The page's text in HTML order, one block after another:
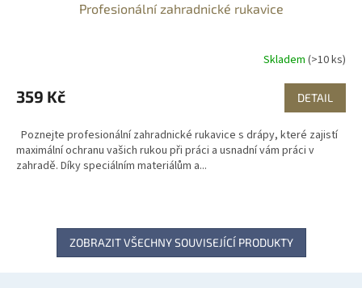
Profesionální zahradnické rukavice
Skladem (>10 ks)
359 Kč DETAIL
Poznejte profesionální zahradnické rukavice s drápy, které zajistí
maximální ochranu vašich rukou při práci a usnadní vám práci v
zahradě. Díky speciálním materiálům a...
ZOBRAZIT VŠECHNY SOUVISEJÍCÍ PRODUKTY